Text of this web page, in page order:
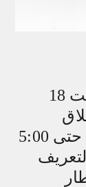
انطلق برنامج الإرشاد يوم السبت 18
رسمية أُقيمت من الساعة 3:00 حتى 5:00